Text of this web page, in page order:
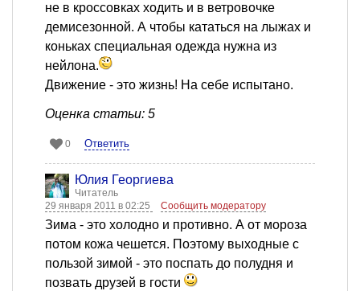
не в кроссовках ходить и в ветровочке
демисезонной. А чтобы кататься на лыжах и
коньках специальная одежда нужна из
нейлона.
Движение - это жизнь! На себе испытано.
Оценка статьи: 5
0 Ответить
Юлия Георгиева
Читатель
29 января 2011 в 02:25
Сообщить модератору
Зима - это холодно и противно. А от мороза
потом кожа чешется. Поэтому выходные с
пользой зимой - это поспать до полудня и
позвать друзей в гости